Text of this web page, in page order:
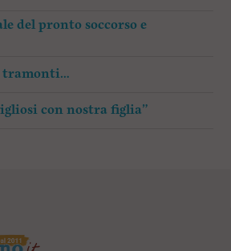
del pronto soccorso e
tramonti…
con nostra figlia”